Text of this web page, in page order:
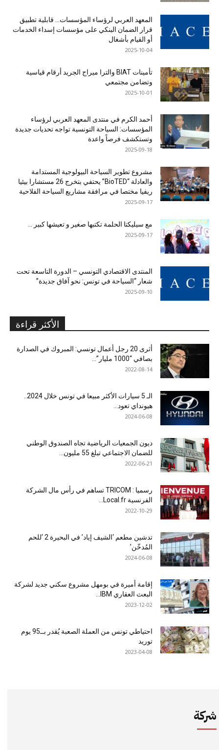
المعهد العربي لرؤساء المؤسسات… قابلية تطبيق
قرار الضمان البنكي على مؤسسات إسداء الخدمات
أو القيام بأشغال
2025-10-04
تأمينات BIAT والترا ميراج الجريد أرقام قياسية
وتضامن مجتمعي
2025-10-01
أحمد الكرم في منتدى المعهد العربي لرؤساء
المؤسسات: السياحة التونسية تواجه تحديات جديدة
وتستكشف فرصاً واعدة
2025-09-18
مشروع تطوير السياحة البيولوجية المستدامة
والعادلة “BioTED” يحتفي بتخرج 26 مستشارا بيئيا
ريفيا مختصا في مرافقة مشاريع السياحة الفلاحية
2025-09-17
مع سيليكتا الحلمة تكتبها صغير و تعيشها كبير …
2025-09-17
المنتدى الاقتصادي التونسي – الدورة التاسعة تحت
شعار “السياحة في تونس: نحو آفاق جديدة”
2025-09-10
الأكثر قراءة
أثرى 20 رجل أعمال تونسي: المبروك في الصدارة
بصافي “1000 مليار”...
2022-08-14
هيونداي تعود...
2024-06-08
ديون الجمعيات الرياضية تجاه الصندوق الوطني
للضمان الاجتماعي تبلغ 55 مليون...
2022-06-21
رسميا : TRICOM تساهم في رأس مال الشركة
الفرنسية Local.fr...
2022-10-29
تدشين مطعم ‘الشيف إياد’ في البحيرة 2 ‘للحم
المُدخّن’
2024-06-08
إقامة أميرة في بومهل مشروع سكني جديد لشركة
البعث العقاري IBM...
2023-12-02
احتياطي تونس من العملة الصعبة يُقدر بــ95 يوم
توريد
2023-04-08
شركة